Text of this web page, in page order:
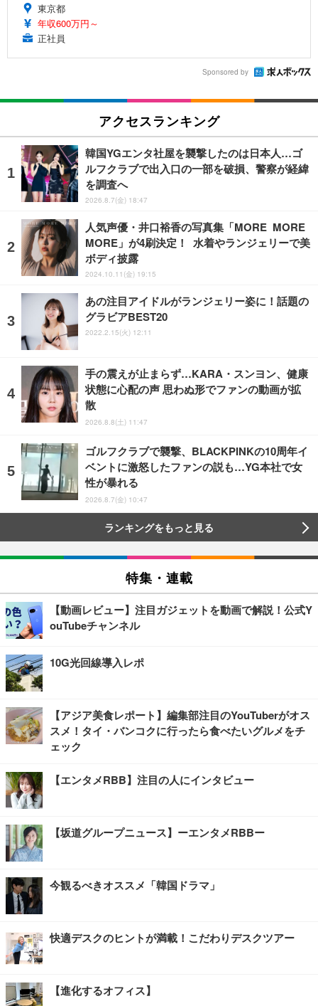
東京都
年収600万円～
正社員
Sponsored by
アクセスランキング
韓国YGエンタ社屋を襲撃したのは日本人…ゴ
ルフクラブで出入口の一部を破損、警察が経緯
を調査へ
2026.8.7(金) 18:47
人気声優・井口裕香の写真集「MORE MORE
MORE」が4刷決定！ 水着やランジェリーで美
ボディ披露
2024.10.11(金) 19:15
あの注目アイドルがランジェリー姿に！話題の
グラビアBEST20
2022.2.15(火) 12:11
手の震えが止まらず…KARA・スンヨン、健康
状態に心配の声 思わぬ形でファンの動画が拡
散
2026.8.8(土) 11:47
ゴルフクラブで襲撃、BLACKPINKの10周年イ
ベントに激怒したファンの説も…YG本社で女
性が暴れる
2026.8.7(金) 10:47
ランキングをもっと見る
特集・連載
【動画レビュー】注目ガジェットを動画で解説！公式Y
ouTubeチャンネル
10G光回線導入レポ
【アジア美食レポート】編集部注目のYouTuberがオス
スメ！タイ・バンコクに行ったら食べたいグルメをチ
ェック
【エンタメRBB】注目の人にインタビュー
【坂道グループニュース】ーエンタメRBBー
今観るべきオススメ「韓国ドラマ」
快適デスクのヒントが満載！こだわりデスクツアー
【進化するオフィス】